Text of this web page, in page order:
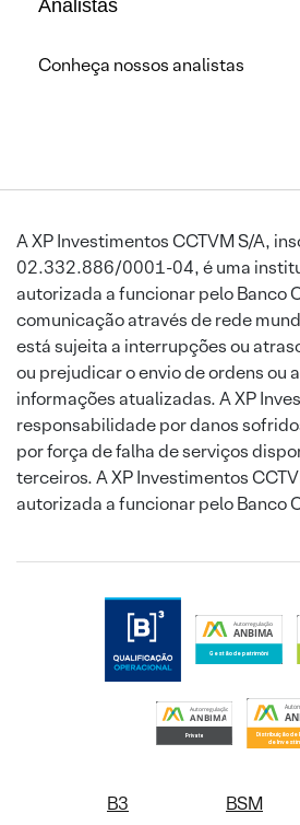
Analistas
Conheça nossos analistas
A XP Investimentos CCTVM S/A,
02.332.886/0001-04, é uma
autorizada a funcionar pelo Banco
comunicação através de rede
está sujeita a interrupções ou
ou prejudicar o envio de ordens ou
informações atualizadas. A XP
responsabilidade por danos
por força de falha de serviços
terceiros. A XP Investimentos
autorizada a funcionar pelo Banco
B3 BSM